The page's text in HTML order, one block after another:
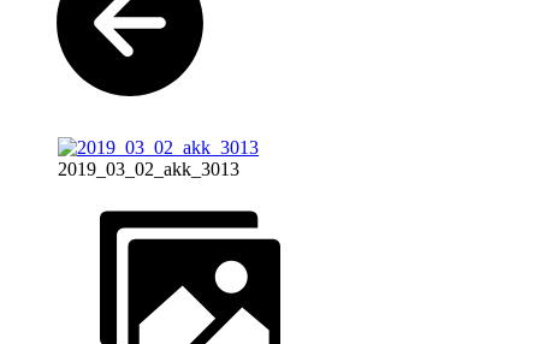
2019_03_02_akk_3013